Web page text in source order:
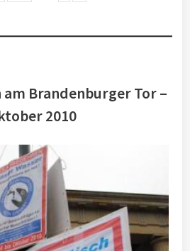
Brandenburger Tor –
2010